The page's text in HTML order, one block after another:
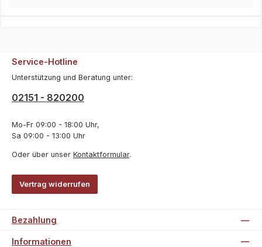
Service-Hotline
Unterstützung und Beratung unter:
02151 - 820200
Mo-Fr 09:00 - 18:00 Uhr,
Sa 09:00 - 13:00 Uhr
Oder über unser Kontaktformular.
Vertrag widerrufen
Bezahlung
Informationen